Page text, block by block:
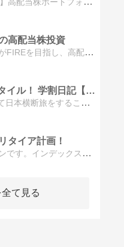
高配当株投資
40代の元証券マンがFIREを目指し、高配当株へ投資する様子を綴っています。資産状況やFIREへの過程を随時投稿中です。
人生はフリースタイル！ 学割日記【社会人編】
自分の夢は、歩いて日本横断旅をすること！夢を実現するために、経済的自立の達成を目指す社会人の日記です。【My Favorite】旅行/お散歩/晩酌/インデックス投資/読書/スポーツ観戦/ラーメン
タイア計画！
40代のサラリーマンです。インデックス投資メインで運用しています。主に保有銘柄の運用状況を淡々とお伝えしています。NISAとiDeCoを利用しています。投資環境や運用銘柄が似ている方はご参考下さい。
て見る